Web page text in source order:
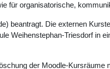
für organisatorische,
beantragt. Die externen
Triesdorf in
der Moodle-Kursräume